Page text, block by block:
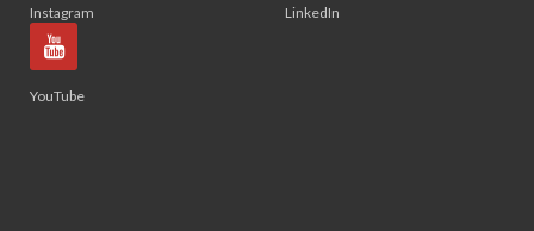
Instagram LinkedIn
YouTube